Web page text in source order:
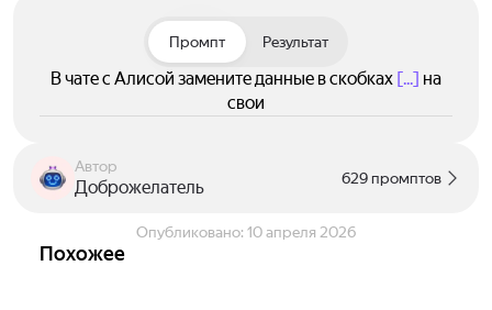
Промпт Результат
В чате с Алисой замените данные в скобках [...] на
свои
Автор
Доброжелатель 629 промптов
Опубликовано: 10 апреля 2026
Похожее